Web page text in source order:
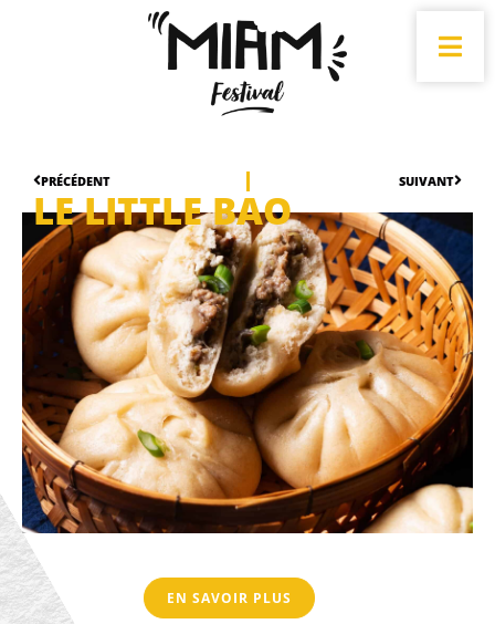
PRÉCÉDENT SUIVANT
LE LITTLE BAO
EN SAVOIR PLUS